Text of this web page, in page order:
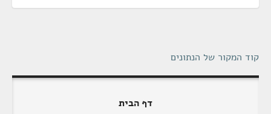
קוד המקור של הנתונים
דף הבית